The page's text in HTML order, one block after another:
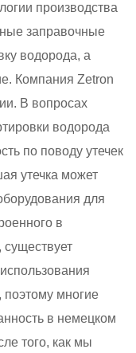
производства
заправочные
водорода, а
Компания Zetron
В вопросах
водорода
по поводу утечек
утечка может
для
в
поэтому многие
в немецком
того, как мы